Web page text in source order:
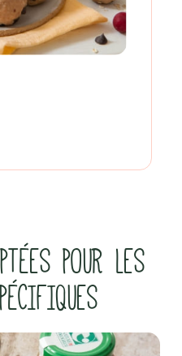
POUR LES